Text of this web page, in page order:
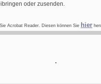
oder zusenden.
Acrobat Reader. Diesen können Sie hier
.